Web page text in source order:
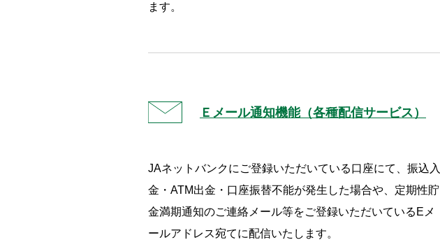
ます。
Ｅメール通知機能（各種配信サービス）
JAネットバンクにご登録いただいている口座にて、振込入
金・ATM出金・口座振替不能が発生した場合や、定期性貯
金満期通知のご連絡メール等をご登録いただいているEメ
ールアドレス宛てに配信いたします。